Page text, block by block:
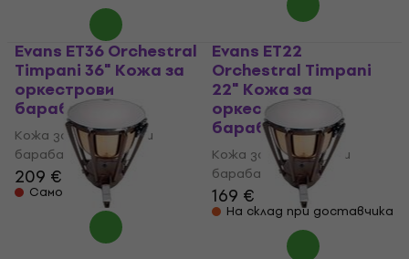
Evans ET36 Orchestral
Timpani 36" Кожа за
оркестрови
барабани
Кожа за оркестрови
барабани
209 €
Само по поръчка
Evans ET22
Orchestral Timpani
22" Кожа за
оркестрови
барабани
Кожа за оркестрови
барабани
169 €
На склад при доставчика